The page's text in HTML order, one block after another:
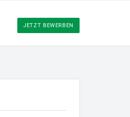
JETZT BEWERBEN